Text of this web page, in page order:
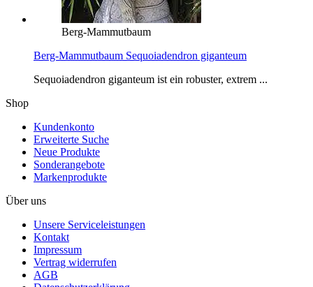
Berg-Mammutbaum
Berg-Mammutbaum Sequoiadendron giganteum
Sequoiadendron giganteum ist ein robuster, extrem ...
Shop
Kundenkonto
Erweiterte Suche
Neue Produkte
Sonderangebote
Markenprodukte
Über uns
Unsere Serviceleistungen
Kontakt
Impressum
Vertrag widerrufen
AGB